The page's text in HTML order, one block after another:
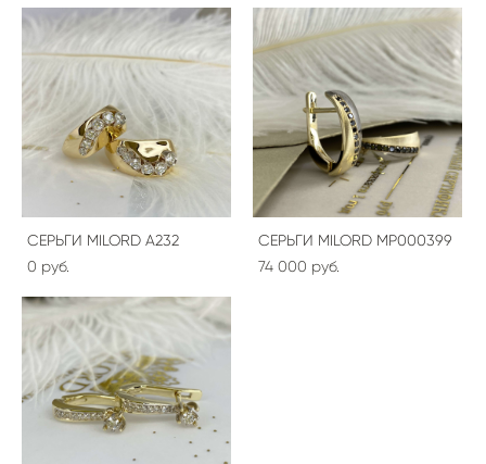
СЕРЬГИ MILORD A232
0 pуб.
СЕРЬГИ MILORD MP000399
74 000 pуб.